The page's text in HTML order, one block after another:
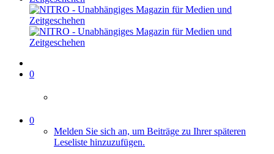
0
0
Melden Sie sich an, um Beiträge zu Ihrer späteren
Leseliste hinzuzufügen.